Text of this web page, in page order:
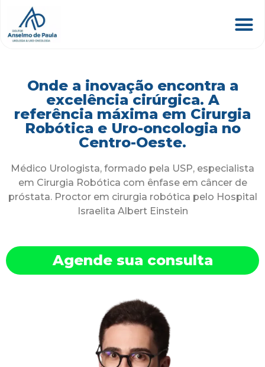
Onde a inovação encontra a
excelência cirúrgica. A
referência máxima em Cirurgia
Robótica e Uro-oncologia no
Centro-Oeste.
Médico Urologista, formado pela USP, especialista
em Cirurgia Robótica com ênfase em câncer de
próstata. Proctor em cirurgia robótica pelo Hospital
Israelita Albert Einstein
Agende sua consulta